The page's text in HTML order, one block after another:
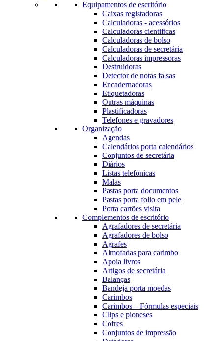
Equipamentos de escritório
Caixas registadoras
Calculadoras - acessórios
Calculadoras cientificas
Calculadoras de bolso
Calculadoras de secretária
Calculadoras impressoras
Destruidoras
Detector de notas falsas
Encadernadoras
Etiquetadoras
Outras máquinas
Plastificadoras
Telefones e gravadores
Organização
Agendas
Calendários porta calendários
Conjuntos de secretária
Diários
Listas telefónicas
Malas
Pastas porta documentos
Pastas porta folio em pele
Porta cartões visita
Complementos de escritório
Agrafadores de secretária
Agrafadores de bolso
Agrafes
Almofadas para carimbo
Apoia livros
Artigos de secretária
Balanças
Bandeja porta moedas
Carimbos
Carimbos – Fórmulas especiais
Clips e pioneses
Cofres
Conjuntos de impressão